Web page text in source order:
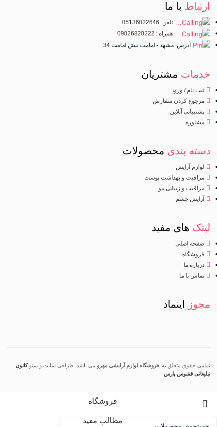
ارتباط با ما
تلفن: 05136022646
همراه : 09026820222
آدرس: مشهد - امامت نبش امامت 34
خدمات مشتریان
ثبت نام / ورود
مرجوع کردن سفارش
پشتیبانی آنلاین
مشاوره
دسته بندی محصولات
لوازم آرایش
مراقبت و بهداشت پوست
مراقبت و زیبایی مو
آرایش چشم
لینک های مفید
صفحه اصلی
فروشگاه
درباره ما
تماس با ما
مجوز اینماد
تمامی حقوق متعلق به فروشگاه لوازم آرایشی مهرو می باشد. طراحی سایت و سئوکانون
تبلیغاتی ققنوس پارس
فروشگاه
مطالب مفید